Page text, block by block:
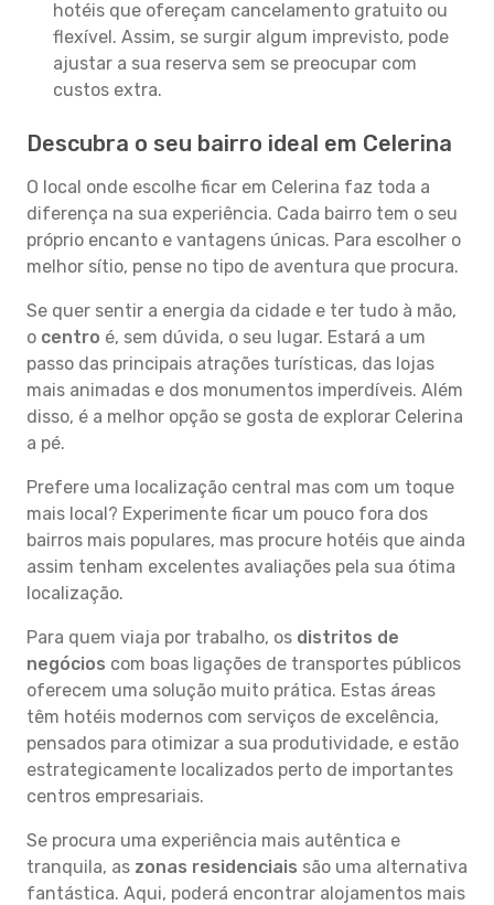
hotéis que ofereçam cancelamento gratuito ou
flexível. Assim, se surgir algum imprevisto, pode
ajustar a sua reserva sem se preocupar com
custos extra.
Descubra o seu bairro ideal em Celerina
O local onde escolhe ficar em Celerina faz toda a
diferença na sua experiência. Cada bairro tem o seu
próprio encanto e vantagens únicas. Para escolher o
melhor sítio, pense no tipo de aventura que procura.
Se quer sentir a energia da cidade e ter tudo à mão,
o centro é, sem dúvida, o seu lugar. Estará a um
passo das principais atrações turísticas, das lojas
mais animadas e dos monumentos imperdíveis. Além
disso, é a melhor opção se gosta de explorar Celerina
a pé.
Prefere uma localização central mas com um toque
mais local? Experimente ficar um pouco fora dos
bairros mais populares, mas procure hotéis que ainda
assim tenham excelentes avaliações pela sua ótima
localização.
Para quem viaja por trabalho, os distritos de
negócios com boas ligações de transportes públicos
oferecem uma solução muito prática. Estas áreas
têm hotéis modernos com serviços de excelência,
pensados para otimizar a sua produtividade, e estão
estrategicamente localizados perto de importantes
centros empresariais.
Se procura uma experiência mais autêntica e
tranquila, as zonas residenciais são uma alternativa
fantástica. Aqui, poderá encontrar alojamentos mais